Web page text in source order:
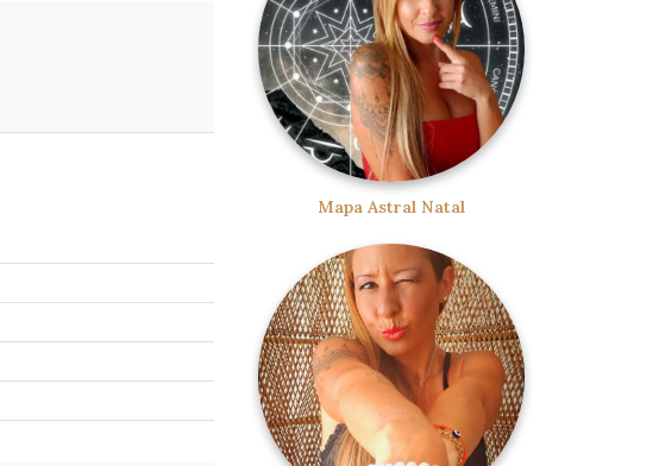
Mapa Astral Natal